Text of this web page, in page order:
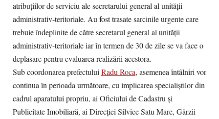
atribuțiilor de serviciu ale secretarului general al unității
administrativ-teritoriale. Au fost trasate sarcinile urgente care
trebuie îndeplinite de către secretarul general al unității
administrativ-teritoriale iar în termen de 30 de zile se va face o
deplasare pentru evaluarea realizării acestora.
Sub coordonarea prefectuluiRadu Roca, asemenea întâlniri vor
continua în perioada următoare, cu implicarea specialiștilor din
cadrul aparatului propriu, ai Oficiului de Cadastru și
Publicitate Imobiliară, ai Direcției Silvice Satu Mare, Gărzii